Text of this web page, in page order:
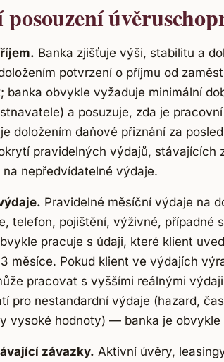
posouzení
Banka zjišťuje výši, stabilitu a
potvrzení o příjmu od
banka obvykle vyžaduje minimální
a posuzuje, zda je
doložením daňové přiznání za
pravidelných výdajů, stávajících
nepředvídatelné výdaje.
Pravidelné měsíční výdaje na
telefon, pojištění, výživné, případné
pracuje s údaji, které klient
měsíce. Pokud klient ve výdajích
pracovat s vyššími reálnými
pro nestandardní výdaje (hazard,
vysoké hodnoty) — banka je obvykle
závazky. Aktivní úvěry,